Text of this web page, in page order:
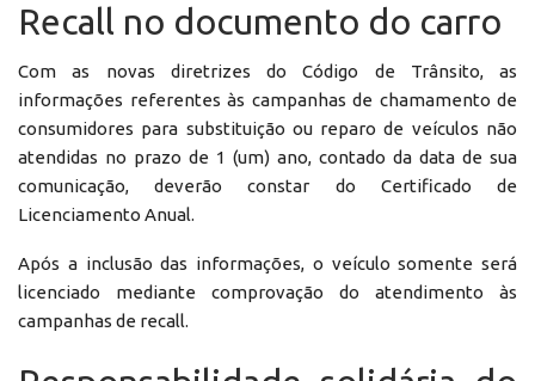
Recall no documento do carro
Com as novas diretrizes do Código de Trânsito, as
informações referentes às campanhas de chamamento de
consumidores para substituição ou reparo de veículos não
atendidas no prazo de 1 (um) ano, contado da data de sua
comunicação, deverão constar do Certificado de
Licenciamento Anual.
Após a inclusão das informações, o veículo somente será
licenciado mediante comprovação do atendimento às
campanhas de recall.